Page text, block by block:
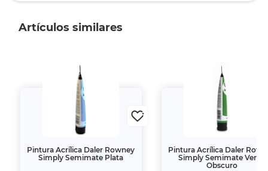
Artículos similares
Pintura Acrílica Daler Rowney
Simply Semimate Plata
Pintura Acrílica Daler
Simply Semimate Verde
Obscuro